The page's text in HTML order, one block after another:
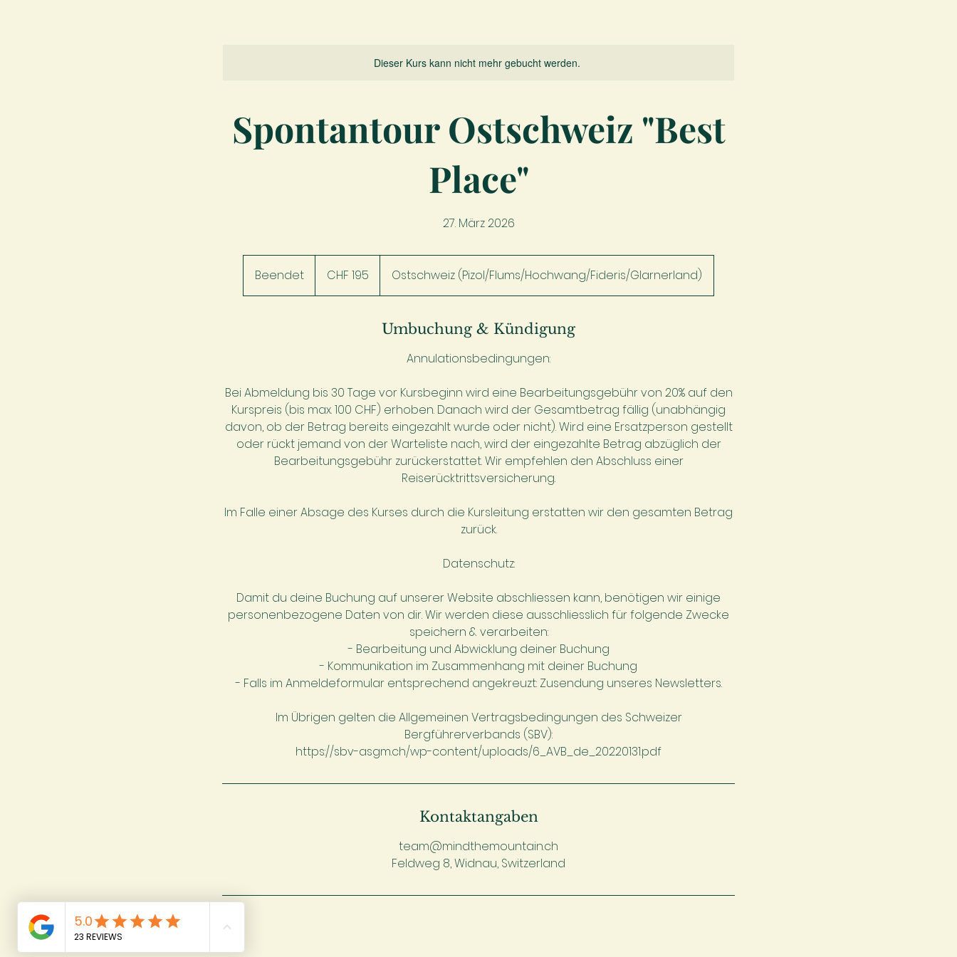
Dieser Kurs kann nicht mehr gebucht werden.
Spontantour Ostschweiz "Best
Place"
27. März 2026
Beendet
e
Franken
CHF 195 Ostschweiz (Pizol/Flums/Hochwang/Fideris/Glarnerland)
Umbuchung & Kündigung
Annulationsbedingungen:
Bei Abmeldung bis 30 Tage vor Kursbeginn wird eine Bearbeitungsgebühr von 20% auf den
Kurspreis (bis max. 100 CHF) erhoben. Danach wird der Gesamtbetrag fällig (unabhängig
davon, ob der Betrag bereits eingezahlt wurde oder nicht). Wird eine Ersatzperson gestellt
oder rückt jemand von der Warteliste nach, wird der eingezahlte Betrag abzüglich der
Bearbeitungsgebühr zurückerstattet. Wir empfehlen den Abschluss einer
Reiserücktrittsversicherung.
Im Falle einer Absage des Kurses durch die Kursleitung erstatten wir den gesamten Betrag
zurück.
Datenschutz:
Damit du deine Buchung auf unserer Website abschliessen kann, benötigen wir einige
personenbezogene Daten von dir. Wir werden diese ausschliesslich für folgende Zwecke
speichern & verarbeiten:
- Bearbeitung und Abwicklung deiner Buchung
- Kommunikation im Zusammenhang mit deiner Buchung
- Falls im Anmeldeformular entsprechend angekreuzt: Zusendung unseres Newsletters.
Im Übrigen gelten die Allgemeinen Vertragsbedingungen des Schweizer
Bergführerverbands (SBV):
Kontaktangaben
team@mindthemountain.ch
Feldweg 8, Widnau, Switzerland